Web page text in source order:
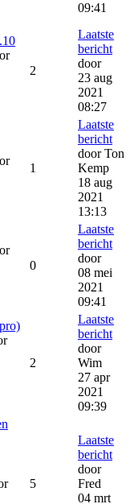
09:41
2
Laatste
bericht
door
23 aug
2021
08:27
1
Laatste
bericht
doorTon
Kemp
18 aug
2021
13:13
0
Laatste
bericht
door
08 mei
2021
09:41
2
Laatste
bericht
door
Wim
27 apr
2021
09:39
5
Laatste
bericht
door
Fred
04 mrt